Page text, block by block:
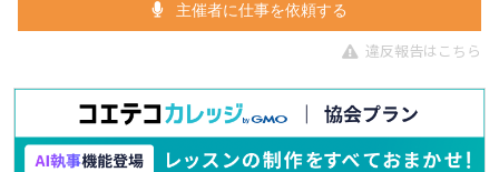
主催者に仕事を依頼する
違反報告はこちら